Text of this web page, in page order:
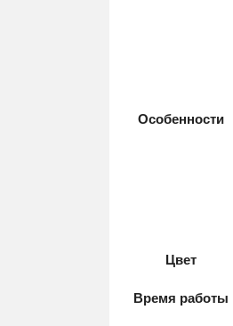
Особенности
Цвет
Время работы